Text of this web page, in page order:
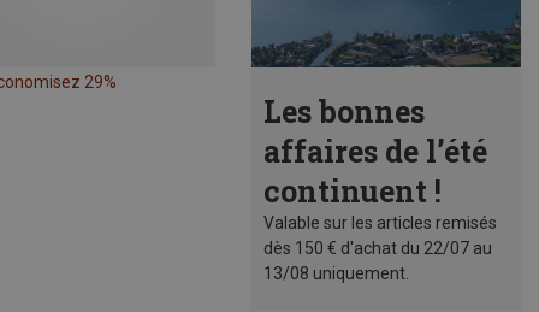
29%
Les bonnes
affaires de l’été
continuent !
Valable sur les articles remisés
dès 150 € d'achat du 22/07 au
13/08 uniquement.